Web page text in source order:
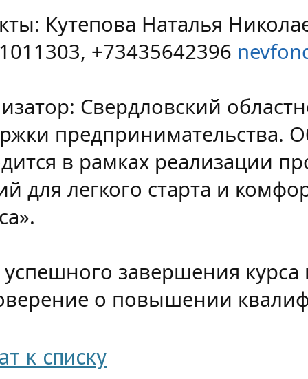
Кутепова Наталья
+73435642396
Свердловский
предпринимательства.
в рамках реализации
для легкого старта и
завершения курса
о повышении
к списку